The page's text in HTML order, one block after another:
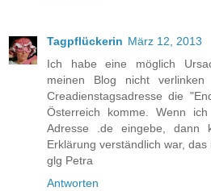
Tagpflückerin März 12, 2013
Ich habe eine möglich
meinen Blog nicht
Creadienstagsadresse die
Österreich komme. Wenn
Adresse .de eingebe, dann
Erklärung verständlich war,
glg Petra
Antworten